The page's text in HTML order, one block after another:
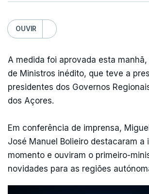
OUVIR
A medida foi aprovada esta
de Ministros inédito, que teve a
presidentes dos Governos
dos Açores.
Em conferência de imprensa,
José Manuel Bolieiro destacaram a
momento e ouviram o primeiro-
novidades para as regiões